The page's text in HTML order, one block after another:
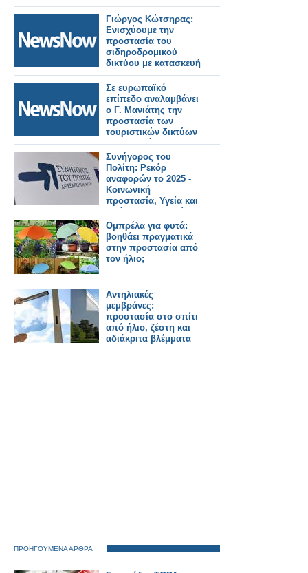
Γιώργος Κώτσηρας:
Ενισχύουμε την
προστασία του
σιδηροδρομικού
δικτύου με κατασκευή
ενισχυμένης
περίφραξης σε
Θριάσιο, Θήβα και
Ζευγολατιό.
Σε ευρωπαϊκό
επίπεδο αναλαμβάνει
ο Γ. Μανιάτης την
προστασία των
τουριστικών δικτύων
Σιδηροδρόμου.
Συνήγορος του
Πολίτη: Ρεκόρ
αναφορών το 2025 -
Κοινωνική
προστασία, Υγεία και
πρόνοια στις πρώτες
θέσεις
Ομπρέλα για φυτά:
βοηθάει πραγματικά
στην προστασία από
τον ήλιο;
Αντηλιακές
μεμβράνες:
προστασία στο σπίτι
από ήλιο, ζέστη και
αδιάκριτα βλέμματα
ΠΡΟΗΓΟΥΜΕΝΑ ΑΡΘΡΑ